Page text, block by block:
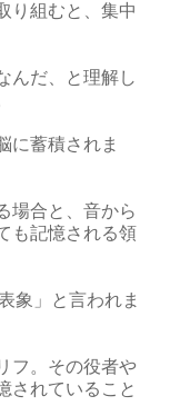
り組むと、集中
んだ、と理解し
に蓄積されま
場合と、音から
も記憶される領
象」と言われま
フ。その役者や
されていること